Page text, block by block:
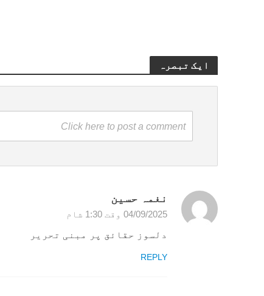
ایک تبصرہ
Click here to post a comment
نغمہ حسین
04/09/2025 وقت 1:30 شام
دلسوز حقائق پر مبنی تحریر
REPLY